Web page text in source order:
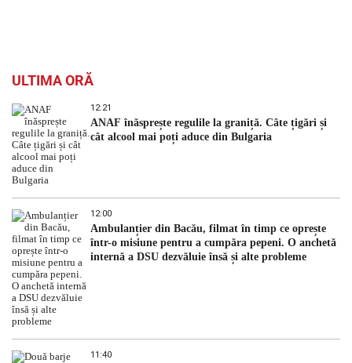
ULTIMA ORĂ
12:21
ANAF înăsprește regulile la graniță. Câte țigări și
cât alcool mai poți aduce din Bulgaria
12:00
Ambulanțier din Bacău, filmat în timp ce oprește
într-o misiune pentru a cumpăra pepeni. O anchetă
internă a DSU dezvăluie însă și alte probleme
11:40